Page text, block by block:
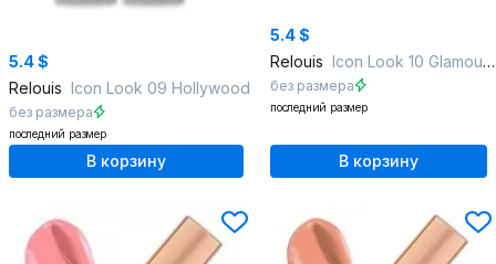
5.4 $
Relouis Icon Look 09 Hollywood
без размера
последний размер
В корзину
5.4 $
Relouis Icon Look 10 Glamour`ose
без размера
последний размер
В корзину